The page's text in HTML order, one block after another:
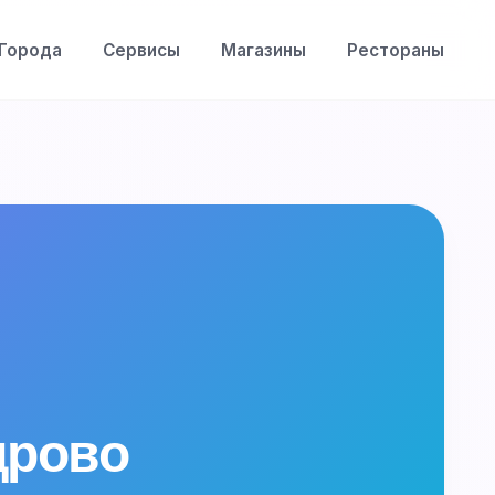
Сервисы Магазины Рестораны